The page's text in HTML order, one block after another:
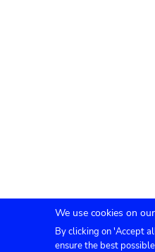
Submenu
Agenda Presse
We use cookies on
By clicking on 'Accept
ensure the best